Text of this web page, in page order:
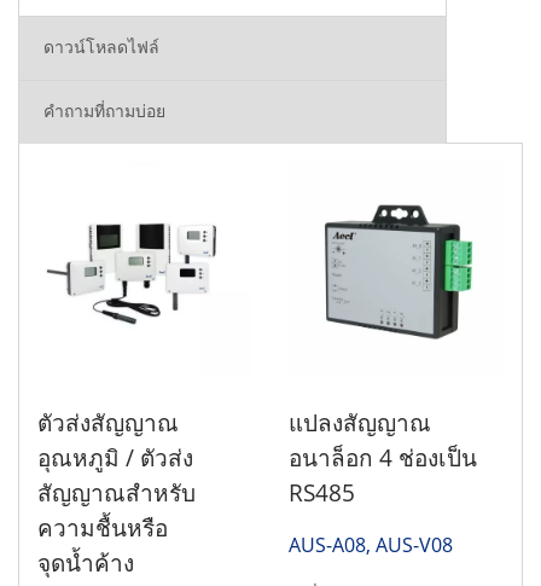
ดาวน์โหลดไฟล์
คำถามที่ถามบ่อย
ตัวส่งสัญญาณ
อุณหภูมิ / ตัวส่ง
สัญญาณสำหรับ
ความชื้นหรือ
จุดน้ำค้าง
แปลงสัญญาณ
อนาล็อก 4 ช่องเป็น
RS485
AUS-A08, AUS-V08